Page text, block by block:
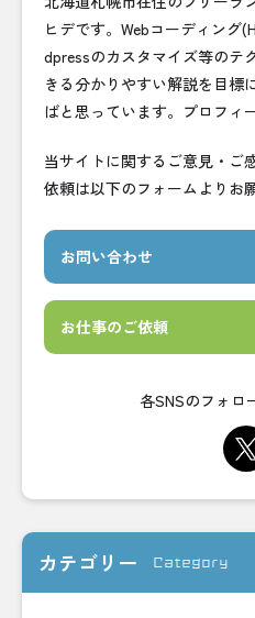
ヒデです。Webコーディング
dpressのカスタマイズ等のテ
きる分かりやすい解説を目標
ばと思っています。プロフィ
当サイトに関するご意見・ご
依頼は以下のフォームよりお
お問い合わせ
お仕事のご依頼
各SNSのフォロ
カテゴリー Category